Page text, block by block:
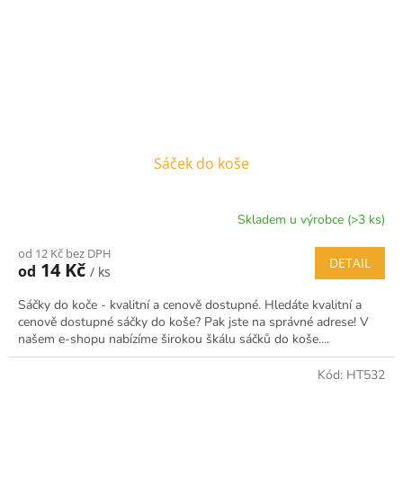
Sáček do koše
Skladem u výrobce (>3 ks)
od 12 Kč bez DPH
od 14 Kč / ks
DETAIL
Sáčky do koče - kvalitní a cenově dostupné. Hledáte kvalitní a
cenově dostupné sáčky do koše? Pak jste na správné adrese! V
našem e-shopu nabízíme širokou škálu sáčků do koše....
Kód: HT532